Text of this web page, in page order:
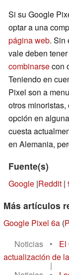
Si su Google
optar a una
página web. Sin
vale deben
combinarsecon
Teniendo en
Pixel son a
otros
opción en
cuesta
en Alemania,
Fuente(s)
Google |Reddit |
Más artículos
Google Pixel 6a (
Noticias
•
El
actualización de
|